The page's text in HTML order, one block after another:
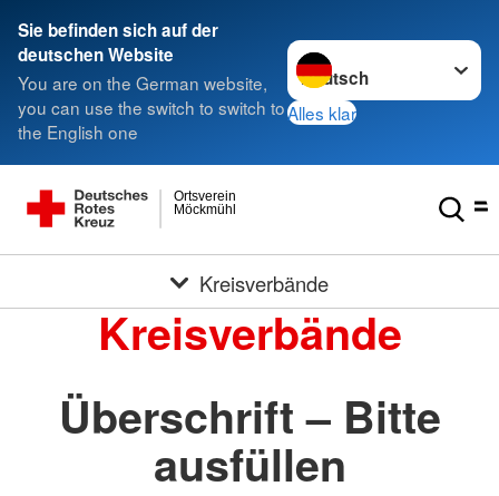
Sie befinden sich auf der
deutschen Website
You are on the German website,
you can use the switch to switch to
the English one
Sprache wechseln zu
Alles klar
Möckmühl
Ortsverein
Kreisverbände
Kreisverbände
Überschrift – Bitte
ausfüllen